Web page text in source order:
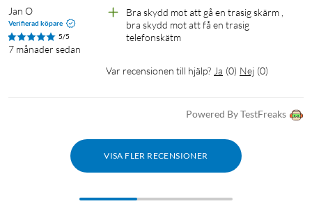
Jan O
Verifierad köpare
5/5
7 månader sedan
Bra skydd mot att gå en trasig skärm ,
bra skydd mot att få en trasig
telefonskätm
Var recensionen till hjälp? Ja (0) Nej (0)
Powered By TestFreaks
VISA FLER RECENSIONER